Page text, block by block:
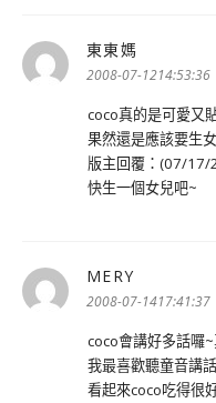
東東媽
示:
2008-07-1214:53:36
coco真的是可愛又
果然還是應該要生
版主回覆：(07/17/
快生一個女兒吧~
MERY
示:
2008-07-1417:41:37
coco會講好多話囉~
我最喜歡聽童音講
看起來coco吃得很